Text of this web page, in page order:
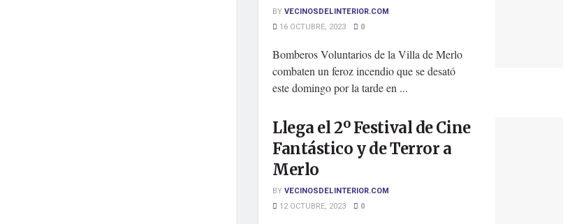
BYVECINOSDELINTERIOR.COM
16 OCTUBRE, 2023
0
Bomberos Voluntarios de la Villa de Merlo
combaten un feroz incendio que se desató
este domingo por la tarde en ...
Llega el 2º Festival de Cine
Fantástico y de Terror a
Merlo
BYVECINOSDELINTERIOR.COM
12 OCTUBRE, 2023
0